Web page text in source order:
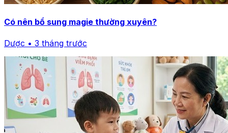
Có nên bổ sung magie thường xuyên?
Dược • 3 tháng trước